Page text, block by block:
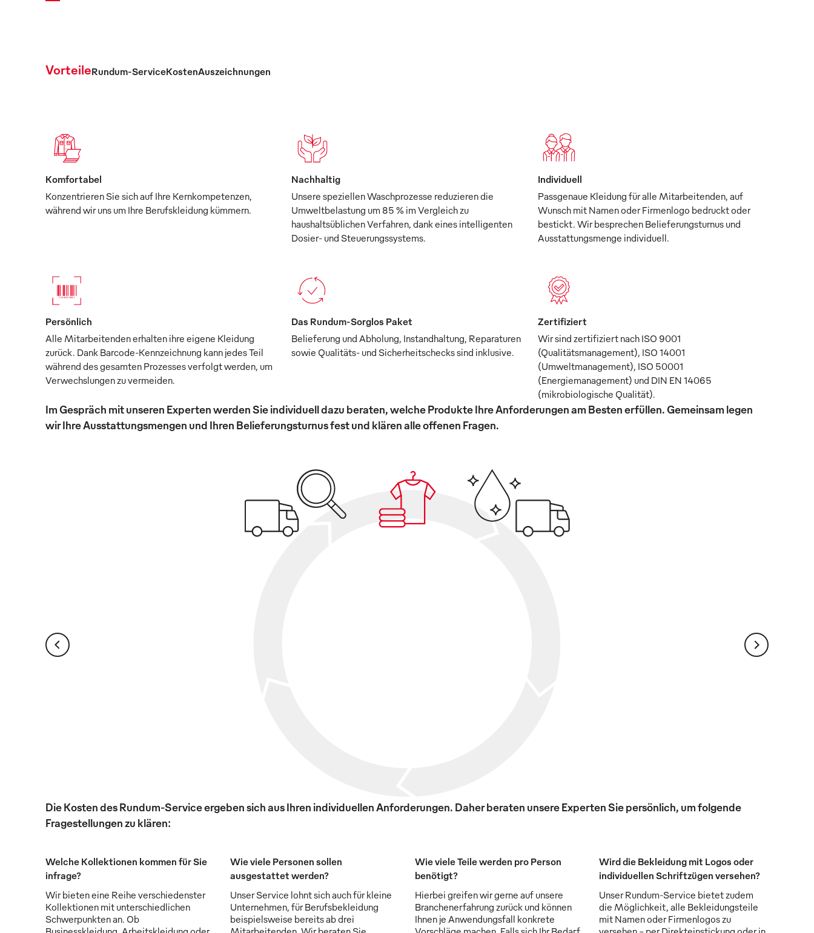
VorteileRundum-ServiceKostenAuszeichnungen
Komfortabel
Konzentrieren Sie sich auf Ihre Kernkompetenzen,
während wir uns um Ihre Berufskleidung kümmern.
Nachhaltig
Unsere speziellen Waschprozesse reduzieren die
Umweltbelastung um 85 % im Vergleich zu
haushaltsüblichen Verfahren, dank eines intelligenten
Dosier- und Steuerungssystems.
Individuell
Passgenaue Kleidung für alle Mitarbeitenden, auf
Wunsch mit Namen oder Firmenlogo bedruckt oder
bestickt. Wir besprechen Belieferungsturnus und
Ausstattungsmenge individuell.
Persönlich
Alle Mitarbeitenden erhalten ihre eigene Kleidung
zurück. Dank Barcode-Kennzeichnung kann jedes Teil
während des gesamten Prozesses verfolgt werden, um
Verwechslungen zu vermeiden.
Das Rundum-Sorglos Paket
Belieferung und Abholung, Instandhaltung, Reparaturen
sowie Qualitäts- und Sicherheitschecks sind inklusive.
Zertifiziert
Wir sind zertifiziert nach ISO 9001
(Qualitätsmanagement), ISO 14001
(Umweltmanagement), ISO 50001
(Energiemanagement) und DIN EN 14065
(mikrobiologische Qualität).
Im Gespräch mit unseren Experten werden Sie individuell dazu beraten, welche Produkte Ihre Anforderungen am Besten erfüllen. Gemeinsam legen
wir Ihre Ausstattungsmengen und Ihren Belieferungsturnus fest und klären alle offenen Fragen.
Die Kosten des Rundum-Service ergeben sich aus Ihren individuellen Anforderungen. Daher beraten unsere Experten Sie persönlich, um folgende
Fragestellungen zu klären:
Welche Kollektionen kommen für Sie
infrage?
Wir bieten eine Reihe verschiedenster
Kollektionen mit unterschiedlichen
Schwerpunkten an. Ob
Wie viele Personen sollen
ausgestattet werden?
Unser Service lohnt sich auch für kleine
Unternehmen, für Berufsbekleidung
beispielsweise bereits ab drei
Wie viele Teile werden pro Person
benötigt?
Hierbei greifen wir gerne auf unsere
Branchenerfahrung zurück und können
Ihnen je Anwendungsfall konkrete
Wird die Bekleidung mit Logos oder
individuellen Schriftzügen versehen?
Unser Rundum-Service bietet zudem
die Möglichkeit, alle Bekleidungsteile
mit Namen oder Firmenlogos zu